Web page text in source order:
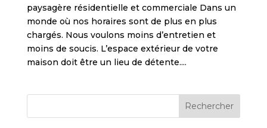
paysagère résidentielle et commerciale Dans un
monde où nos horaires sont de plus en plus
chargés. Nous voulons moins d’entretien et
moins de soucis. L’espace extérieur de votre
maison doit être un lieu de détente....